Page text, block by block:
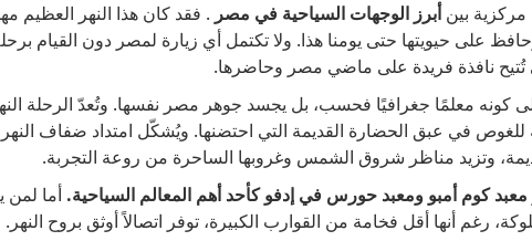
مركزية بينأبرز الوجهات السياحية في مصر . فقد كان هذا النهر العظيم
على حيويتها حتى يومنا هذا. ولا تكتمل أي زيارة لمصر دون القيام
تُتيح نافذة فريدة على ماضي مصر وحاضرها.
كونه معلمًا جغرافيًا فحسب، بل يجسد جوهر مصر نفسها. وتُعدّ الرحلة
للغوص في عبق الحضارة القديمة التي احتضنها. ويُشكّل امتداد ضفاف النهر
وتزيد مناظر شروق الشمس وغروبها الساحرة من روعة التجربة.
معبد كوم أمبو ومعبد حورس في إدفو كأحد أهم المعالم السياحية. أما لمن
رغم أنها أقل فخامة من القوارب الكبيرة، توفر اتصالاً أوثق بروح النهر.